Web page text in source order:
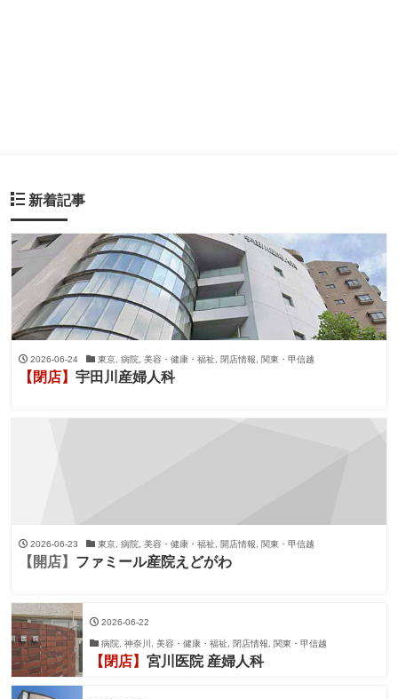
新着記事
2026-06-24 東京, 病院, 美容・健康・福祉, 閉店情報, 関東・甲信越
【閉店】 宇田川産婦人科
2026-06-23 東京, 病院, 美容・健康・福祉, 開店情報, 関東・甲信越
【開店】 ファミール産院えどがわ
2026-06-22
病院, 神奈川, 美容・健康・福祉, 閉店情報, 関東・甲信越
【閉店】 宮川医院 産婦人科